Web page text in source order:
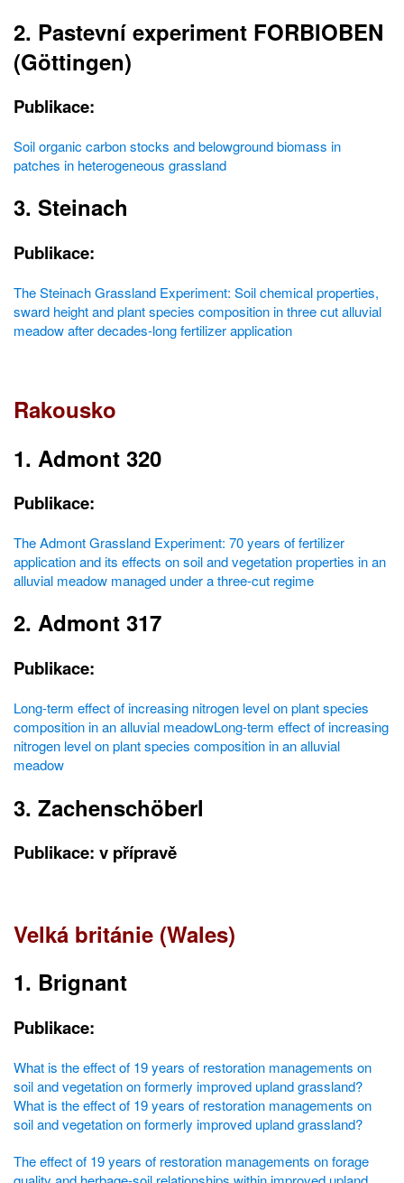
2. Pastevní experiment FORBIOBEN
(Göttingen)
Publikace:
Soil organic carbon stocks and belowground biomass in
patches in heterogeneous grassland
3. Steinach
Publikace:
The Steinach Grassland Experiment: Soil chemical properties,
sward height and plant species composition in three cut alluvial
meadow after decades-long fertilizer application
Rakousko
1. Admont 320
Publikace:
The Admont Grassland Experiment: 70 years of fertilizer
application and its effects on soil and vegetation properties in an
alluvial meadow managed under a three-cut regime
2. Admont 317
Publikace:
Long-term effect of increasing nitrogen level on plant species
composition in an alluvial meadowLong-term effect of increasing
nitrogen level on plant species composition in an alluvial
meadow
3. Zachenschöberl
Publikace: v přípravě
Velká británie (Wales)
1. Brignant
Publikace:
What is the effect of 19 years of restoration managements on
soil and vegetation on formerly improved upland grassland?
What is the effect of 19 years of restoration managements on
soil and vegetation on formerly improved upland grassland?
The effect of 19 years of restoration managements on forage